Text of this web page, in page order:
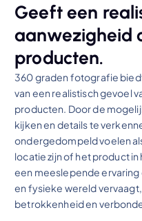
Geeft een
aanwezigheid
producten.
360 graden fotografie
van een realistisch gevoel
producten. Door de
kijken en details te
ondergedompeld voelen
locatie zijn of het product
een meeslepende ervaring
en fysieke wereld
betrokkenheid en